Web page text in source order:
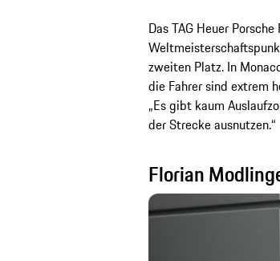
Das TAG Heuer
zweiten Platz. In
die Fahrer sind extrem
„Es gibt kaum
der Strecke ausnutzen.“
Florian